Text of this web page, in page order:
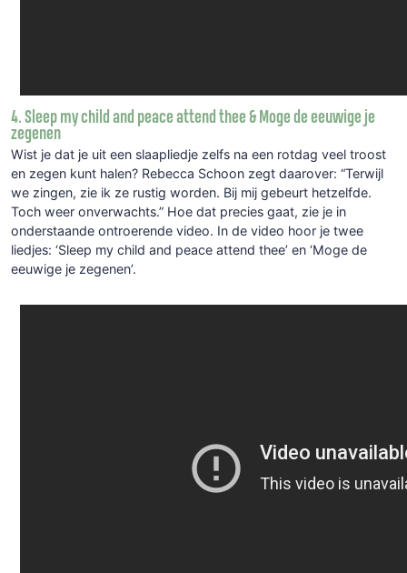
4. Sleep my child and peace attend thee & Moge de eeuwige je
zegenen
Wist je dat je uit een slaapliedje zelfs na een rotdag veel troost
en zegen kunt halen? Rebecca Schoon zegt daarover: “Terwijl
we zingen, zie ik ze rustig worden. Bij mij gebeurt hetzelfde.
Toch weer onverwachts.” Hoe dat precies gaat, zie je in
onderstaande ontroerende video. In de video hoor je twee
liedjes: ‘Sleep my child and peace attend thee’ en ‘Moge de
eeuwige je zegenen’.